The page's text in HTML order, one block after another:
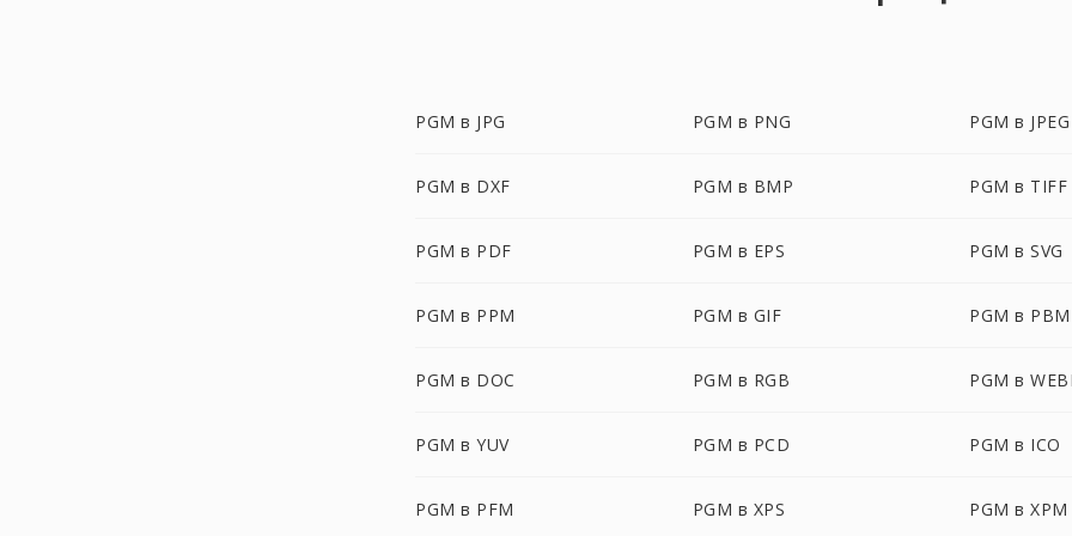
PGM в JPG PGM в PNG PGM в JPEG
PGM в DXF PGM в BMP PGM в TIFF
PGM в PDF PGM в EPS PGM в SVG
PGM в PPM PGM в GIF PGM в PBM
PGM в DOC PGM в RGB PGM в
PGM в YUV PGM в PCD PGM в ICO
PGM в PFM PGM в XPS PGM в XPM